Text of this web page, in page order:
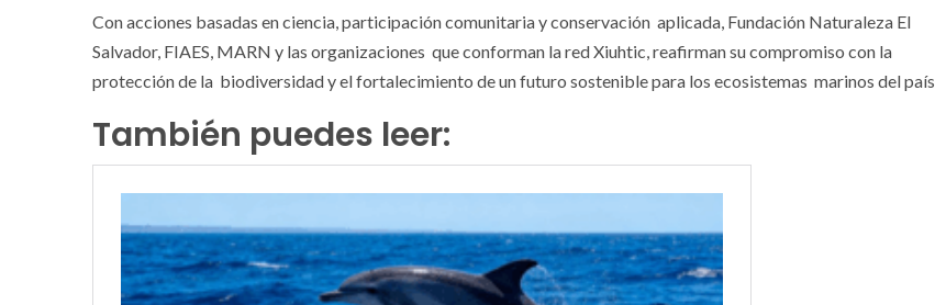
Con acciones basadas en ciencia, participación comunitaria y conservación aplicada, Fundación Naturaleza El
Salvador, FIAES, MARN y las organizaciones que conforman la red Xiuhtic, reafirman su compromiso con la
protección de la biodiversidad y el fortalecimiento de un futuro sostenible para los ecosistemas marinos del país.
También puedes leer: